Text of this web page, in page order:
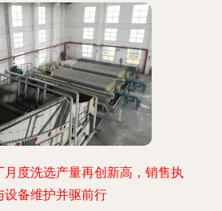
月度洗选产量再创新高，销售执
设备维护并驱前行